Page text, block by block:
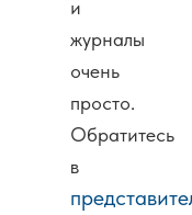
и
журналы
очень
просто.
Обратитесь
в